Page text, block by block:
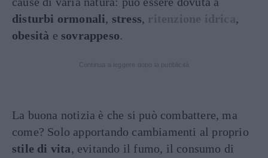
disturbi ormonali, stress, ritenzione idrica,
obesità e sovrappeso.
La buona notizia è che si può combattere, ma
come? Solo apportando cambiamenti al proprio
stile di vita, evitando il fumo, il consumo di